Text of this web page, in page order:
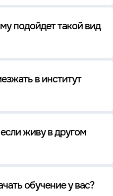
подойдет такой вид
в институт
живу в другом
обучение у вас?